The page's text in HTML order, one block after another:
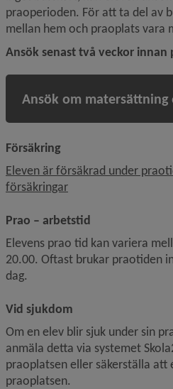
praoperioden. För att ta del av
mellan hem och praoplats vara
Ansök senast två veckor
Ansök om matersättning
Försäkring
Eleven är försäkrad under
försäkringar
Prao – arbetstid
Elevens prao tid kan variera
20.00. Oftast brukar praotiden
dag.
Vid sjukdom
Om en elev blir sjuk under sin
anmäla detta via systemet
praoplatsen eller säkerställa att
praoplatsen.